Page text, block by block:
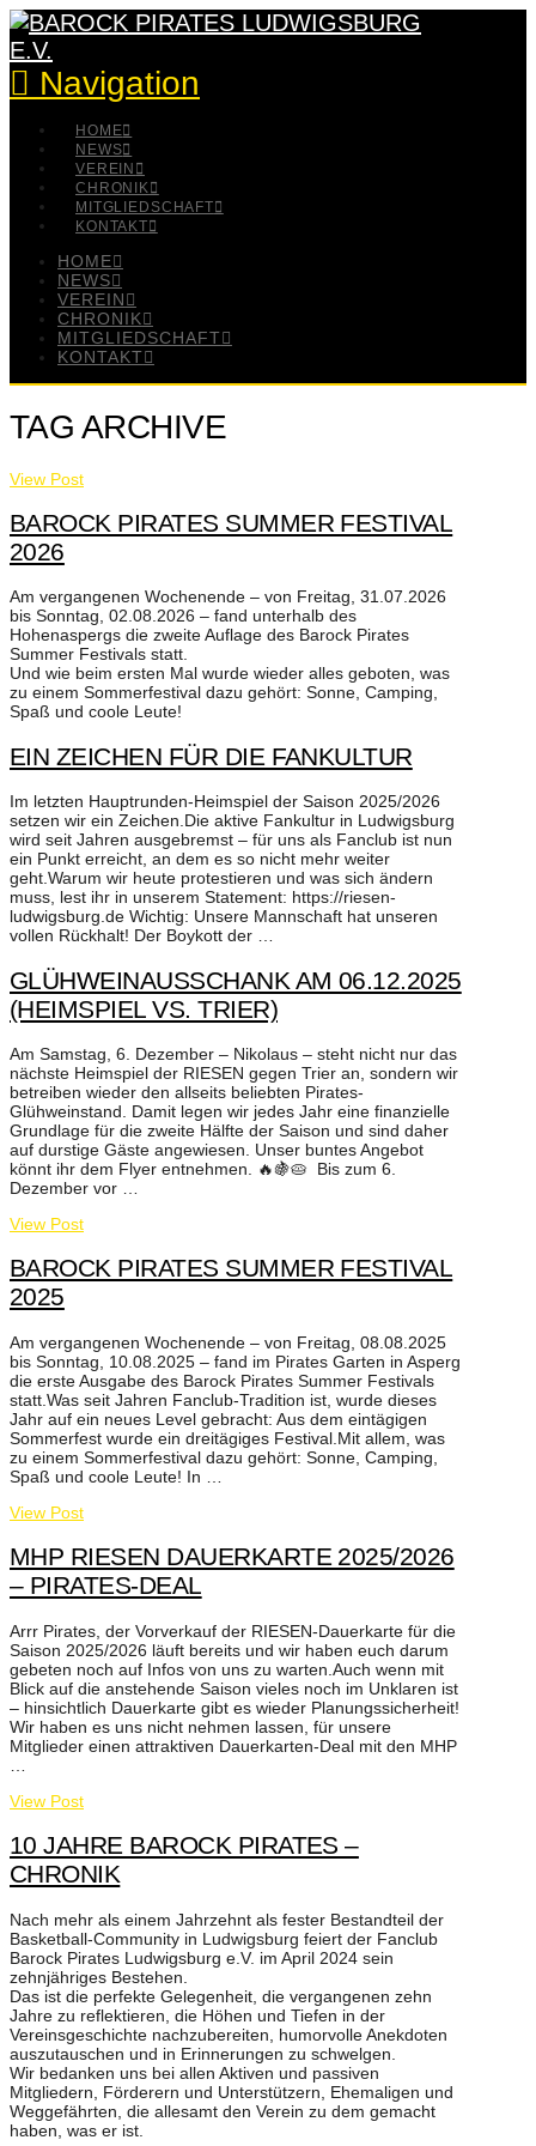
Navigation
HOME
NEWS
VEREIN
CHRONIK
MITGLIEDSCHAFT
KONTAKT
HOME
NEWS
VEREIN
CHRONIK
MITGLIEDSCHAFT
KONTAKT
TAG ARCHIVE
View Post
BAROCK PIRATES SUMMER FESTIVAL
2026
Am vergangenen Wochenende – von Freitag, 31.07.2026
bis Sonntag, 02.08.2026 – fand unterhalb des
Hohenaspergs die zweite Auflage des Barock Pirates
Summer Festivals statt.
Und wie beim ersten Mal wurde wieder alles geboten, was
zu einem Sommerfestival dazu gehört: Sonne, Camping,
Spaß und coole Leute!
EIN ZEICHEN FÜR DIE FANKULTUR
Im letzten Hauptrunden-Heimspiel der Saison 2025/2026
setzen wir ein Zeichen.Die aktive Fankultur in Ludwigsburg
wird seit Jahren ausgebremst – für uns als Fanclub ist nun
ein Punkt erreicht, an dem es so nicht mehr weiter
geht.Warum wir heute protestieren und was sich ändern
muss, lest ihr in unserem Statement: https://riesen-
ludwigsburg.de Wichtig: Unsere Mannschaft hat unseren
vollen Rückhalt! Der Boykott der …
GLÜHWEINAUSSCHANK AM 06.12.2025
(HEIMSPIEL VS. TRIER)
Am Samstag, 6. Dezember – Nikolaus – steht nicht nur das
nächste Heimspiel der RIESEN gegen Trier an, sondern wir
betreiben wieder den allseits beliebten Pirates-
Glühweinstand. Damit legen wir jedes Jahr eine finanzielle
Grundlage für die zweite Hälfte der Saison und sind daher
auf durstige Gäste angewiesen. Unser buntes Angebot
könnt ihr dem Flyer entnehmen. 🔥🍇🥧 Bis zum 6.
Dezember vor …
View Post
BAROCK PIRATES SUMMER FESTIVAL
2025
Am vergangenen Wochenende – von Freitag, 08.08.2025
bis Sonntag, 10.08.2025 – fand im Pirates Garten in Asperg
die erste Ausgabe des Barock Pirates Summer Festivals
statt.Was seit Jahren Fanclub-Tradition ist, wurde dieses
Jahr auf ein neues Level gebracht: Aus dem eintägigen
Sommerfest wurde ein dreitägiges Festival.Mit allem, was
zu einem Sommerfestival dazu gehört: Sonne, Camping,
Spaß und coole Leute! In …
View Post
MHP RIESEN DAUERKARTE 2025/2026
– PIRATES-DEAL
Arrr Pirates, der Vorverkauf der RIESEN-Dauerkarte für die
Saison 2025/2026 läuft bereits und wir haben euch darum
gebeten noch auf Infos von uns zu warten.Auch wenn mit
Blick auf die anstehende Saison vieles noch im Unklaren ist
– hinsichtlich Dauerkarte gibt es wieder Planungssicherheit!
Wir haben es uns nicht nehmen lassen, für unsere
Mitglieder einen attraktiven Dauerkarten-Deal mit den MHP
View Post
10 JAHRE BAROCK PIRATES –
CHRONIK
Nach mehr als einem Jahrzehnt als fester Bestandteil der
Basketball-Community in Ludwigsburg feiert der Fanclub
Barock Pirates Ludwigsburg e.V. im April 2024 sein
zehnjähriges Bestehen.
Das ist die perfekte Gelegenheit, die vergangenen zehn
Jahre zu reflektieren, die Höhen und Tiefen in der
Vereinsgeschichte nachzubereiten, humorvolle Anekdoten
auszutauschen und in Erinnerungen zu schwelgen.
Wir bedanken uns bei allen Aktiven und passiven
Mitgliedern, Förderern und Unterstützern, Ehemaligen und
Weggefährten, die allesamt den Verein zu dem gemacht
haben, was er ist.